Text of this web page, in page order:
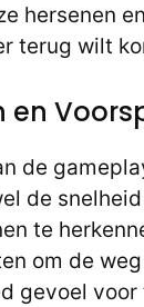
hersenen
terug wilt
en
de
de
te
om de
gevoel